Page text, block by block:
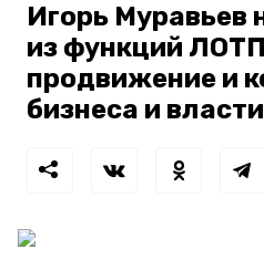
Игорь Муравьев
из функций
продвижение и
бизнеса и власти